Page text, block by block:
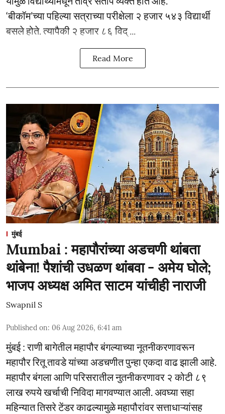
‘बीकॉम’च्या पहिल्या सत्राच्या परीक्षेला २ हजार ५४३ विद्यार्थी
बसले होते. त्यापैकी २ हजार ८६ विद् ...
Read More
मुंबई
Mumbai : महापौरांच्या अडचणी थांबता
थांबेना! पैशांची उधळण थांबवा - अमेय घोले;
भाजप अध्यक्ष अमित साटम यांचीही नाराजी
Swapnil S
Published on: 06 Aug 2026, 6:41 am
मुंबई : राणी बागेतील महापौर बंगल्याच्या नूतनीकरणावरून
महापौर रितू तावडे यांच्या अडचणीत पुन्हा एकदा वाढ झाली आहे.
महापौर बंगला आणि परिसरातील नुतनीकरणावर २ कोटी ८९
लाख रुपये खर्चाची निविदा मागवण्यात आली. अवघ्या सहा
महिन्यात तिसरे टेंडर काढल्यामुळे महापौरांवर सत्ताधाऱ्यांसह